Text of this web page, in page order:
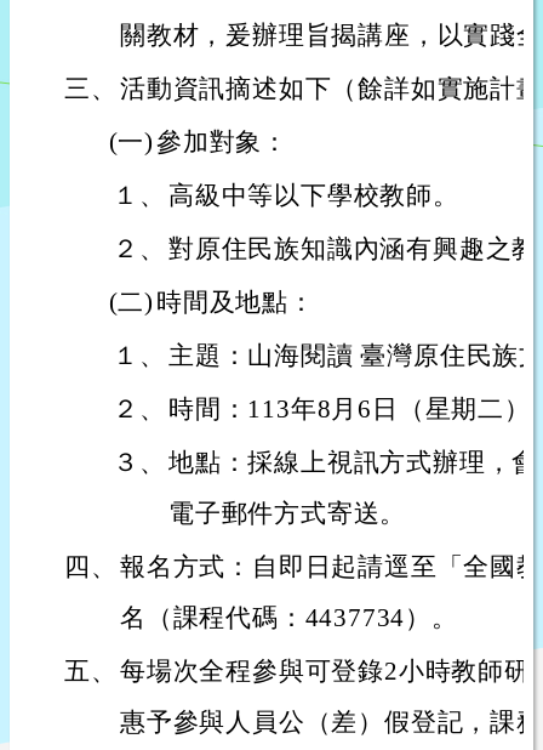
關教材，爰辦理旨揭講座，以實踐
三、 活動資訊摘述如下（餘詳如實施計
(一)參加對象：
１、
高級中等以下學校教師。
２、 對原住民族知識內涵有興趣之
(二) 時間及地點：
１、
主題：山海閱讀 臺灣原住民族
２、
時間：113年8月6日（星期二）
３、 地點：採線上視訊方式辦理，
電子郵件方式寄送。
四、 報名方式：自即日起請逕至「全國
名（課程代碼：4437734）。
五、 每場次全程參與可登錄2小時教師研
惠予參與人員公（差）假登記，課